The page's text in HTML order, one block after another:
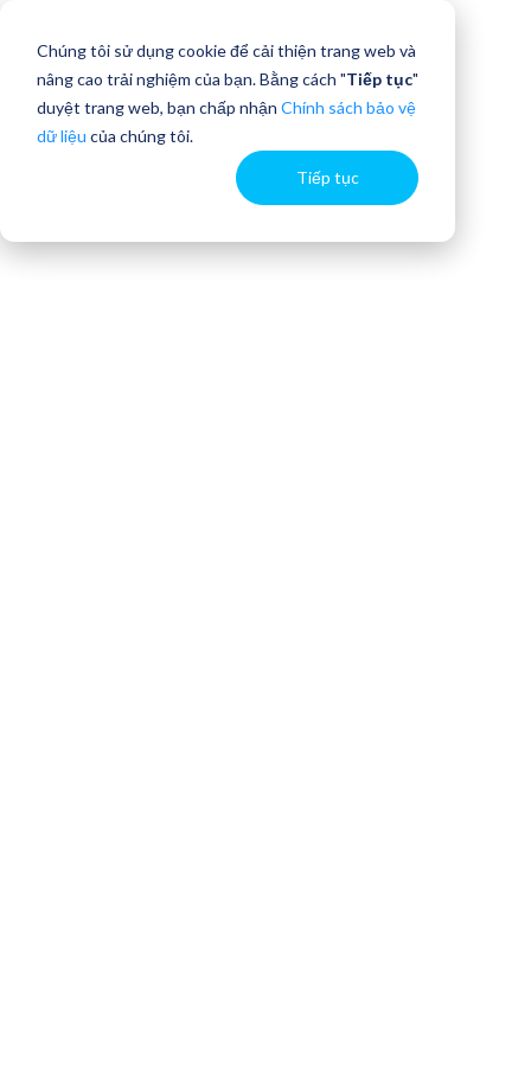
Chúng tôi sử dụng cookie để cải thiện trang web và
nâng cao trải nghiệm của bạn. Bằng cách "Tiếp tục"
duyệt trang web, bạn chấp nhận Chính sách bảo vệ
dữ liệu của chúng tôi.
Tiếp tục